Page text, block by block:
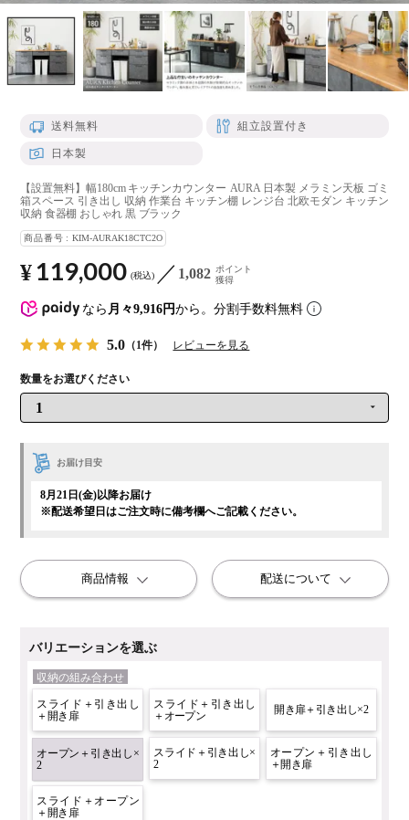
送料無料 組立設置付き
日本製
【設置無料】幅180cm キッチンカウンター AURA 日本製 メラミン天板 ゴミ
箱スペース 引き出し 収納 作業台 キッチン棚 レンジ台 北欧モダン キッチン
収納 食器棚 おしゃれ 黒 ブラック
商品番号 KIM-AURAK18CTC2O
なら 月々9,916円から。分割手数料無料
¥ 119,000 税込 1,082 ポイント
獲得
5.0 （1件） レビューを見る
バリエーションを選ぶ
収納の組み合わせ
スライド＋引き出し
＋開き扉
スライド＋引き出し
＋オープン
開き扉＋引き出し×2
オープン＋引き出し×
2
スライド＋引き出し×
2
オープン＋引き出し
＋開き扉
スライド＋オープン
＋開き扉
お届け目安
8月21日(金)以降お届け
※配送希望日はご注文時に備考欄へご記載ください。
商品情報 配送について